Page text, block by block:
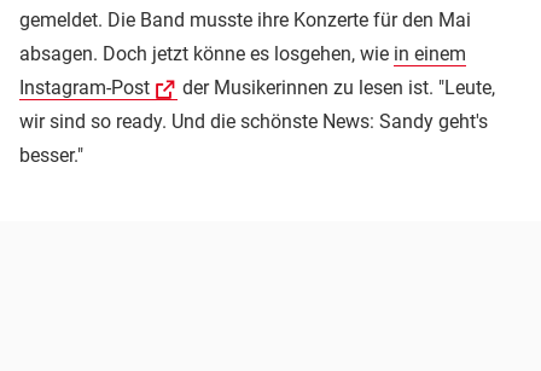
gemeldet. Die Band musste ihre Konzerte für den Mai
absagen. Doch jetzt könne es losgehen, wie in einem
Instagram-Post
der Musikerinnen zu lesen ist. "Leute,
wir sind so ready. Und die schönste News: Sandy geht's
besser."